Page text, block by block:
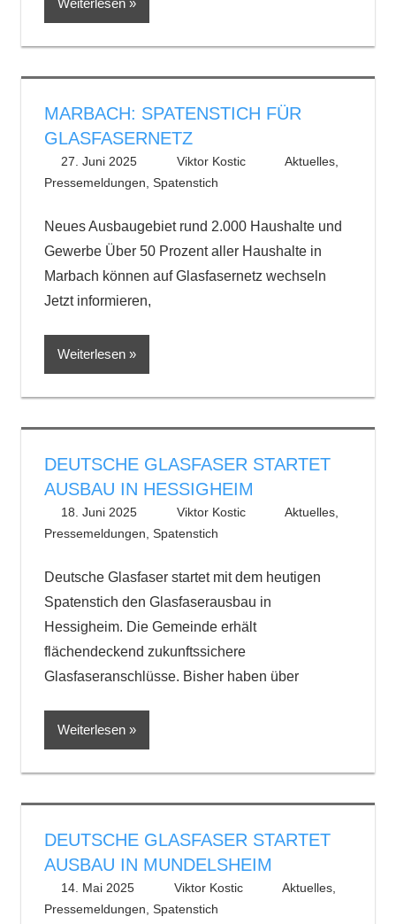
Weiterlesen
MARBACH: SPATENSTICH FÜR
GLASFASERNETZ
27. Juni 2025 Viktor Kostic Aktuelles
Pressemeldungen Spatenstich
Neues Ausbaugebiet rund 2.000 Haushalte und
Gewerbe Über 50 Prozent aller Haushalte in
Marbach können auf Glasfasernetz wechseln
Jetzt informieren,
Weiterlesen
DEUTSCHE GLASFASER STARTET
AUSBAU IN HESSIGHEIM
18. Juni 2025 Viktor Kostic Aktuelles
Pressemeldungen Spatenstich
Deutsche Glasfaser startet mit dem heutigen
Spatenstich den Glasfaserausbau in
Hessigheim. Die Gemeinde erhält
flächendeckend zukunftssichere
Glasfaseranschlüsse. Bisher haben über
Weiterlesen
DEUTSCHE GLASFASER STARTET
AUSBAU IN MUNDELSHEIM
14. Mai 2025 Viktor Kostic Aktuelles
Pressemeldungen Spatenstich